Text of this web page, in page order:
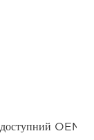
доступний OEM